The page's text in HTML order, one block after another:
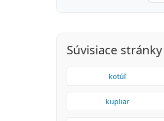
Súvisiace stránky
kotúľ
kupliar